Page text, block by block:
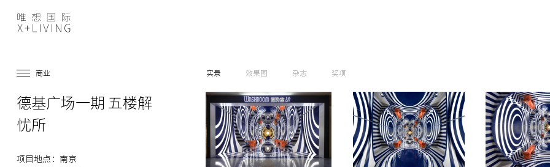
商业 实景 效果图 杂志 奖项
德基广场一期 五楼解
忧所
项目地点：南京